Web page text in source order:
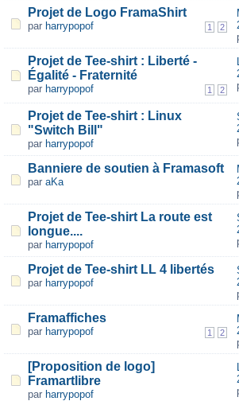
Projet de Logo FramaShirt
1 2
par harrypopof
Projet de Tee-shirt : Liberté -
Égalité - Fraternité
1 2
par harrypopof
Projet de Tee-shirt : Linux
"Switch Bill"
par harrypopof
Banniere de soutien à Framasoft
par aKa
Projet de Tee-shirt La route est
longue....
par harrypopof
Projet de Tee-shirt LL 4 libertés
par harrypopof
Framaffiches
1 2
par harrypopof
[Proposition de logo]
Framartlibre
par harrypopof